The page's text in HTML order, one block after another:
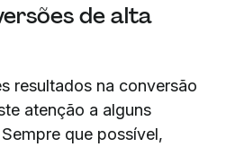
de alta
resultados na conversão
atenção a alguns
que possível,